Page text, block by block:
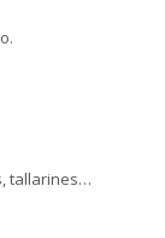
tallarines…